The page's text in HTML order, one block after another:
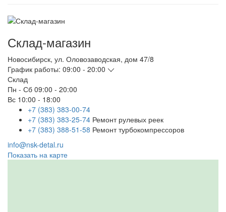
Склад-магазин
Новосибирск, ул. Оловозаводская, дом 47/8
График работы: 09:00 - 20:00
Склад
Пн - Сб 09:00 - 20:00
Вс 10:00 - 18:00
+7 (383) 383-00-74
+7 (383) 383-25-74 Ремонт рулевых реек
+7 (383) 388-51-58 Ремонт турбокомпрессоров
info@nsk-detal.ru
Показать на карте